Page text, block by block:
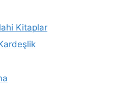
Kitaplar